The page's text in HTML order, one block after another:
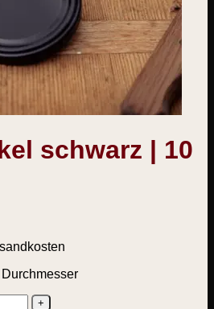
schwarz | 10